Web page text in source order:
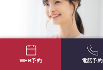
WEB予約 電話予約